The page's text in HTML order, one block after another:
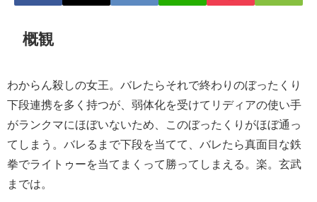
概観
わからん殺しの女王。バレたらそれで終わりのぼったくり
下段連携を多く持つが、弱体化を受けてリディアの使い手
がランクマにほぼいないため、このぼったくりがほぼ通っ
てしまう。バレるまで下段を当てて、バレたら真面目な鉄
拳でライトゥーを当てまくって勝ってしまえる。楽。玄武
までは。